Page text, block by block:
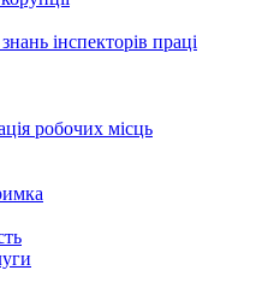
інспекторів праці
робочих місць